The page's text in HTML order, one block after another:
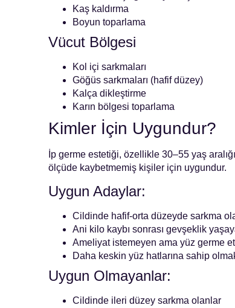
Kaş kaldırma
Boyun toparlama
Vücut Bölgesi
Kol içi sarkmaları
Göğüs sarkmaları (hafif düzey)
Kalça dikleştirme
Karın bölgesi toparlama
Kimler İçin Uygundur?
İp germe estetiği, özellikle 30–55 yaş
ölçüde kaybetmemiş kişiler için uygundur.
Uygun Adaylar:
Cildinde hafif-orta düzeyde sarkma
Ani kilo kaybı sonrası gevşeklik
Ameliyat istemeyen ama yüz germe
Daha keskin yüz hatlarına sahip
Uygun Olmayanlar:
Cildinde ileri düzey sarkma olanlar